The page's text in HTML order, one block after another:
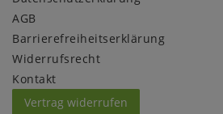
AGB
Barrierefreiheitserklärung
Widerrufs­recht
Kontakt
Vertrag widerrufen